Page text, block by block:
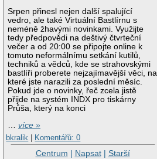
Srpen přinesl nejen další spalující
vedro, ale také Virtuální Bastlírnu s
neméně žhavými novinkami. Využijte
tedy předpovědi na deštivý čtvrteční
večer a od 20:00 se připojte online k
tomuto neformálnímu setkání kutilů,
techniků a vědců, kde se strahovskými
bastlíři proberete nejzajímavější věci, na
které jste narazili za poslední měsíc.
Pokud jde o novinky, řeč zcela jistě
přijde na systém INDX pro tiskárny
Průša, který na konci
…více »
bkralik
Komentářů: 0
Centrum | Napsat| Starší